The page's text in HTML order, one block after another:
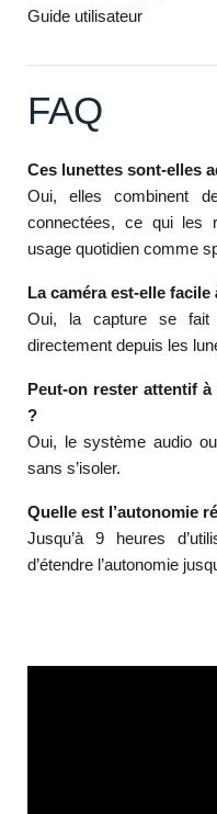
Guide utilisateur
FAQ
Ces lunettes sont-elles
Oui, elles combinent
connectées, ce qui les
usage quotidien comme
La caméra est-elle
Oui, la capture se fait
directement depuis les
Peut-on rester attentif à
?
Oui, le système audio
sans s’isoler.
Quelle est l’autonomie
Jusqu’à 9 heures
d’étendre l’autonomie